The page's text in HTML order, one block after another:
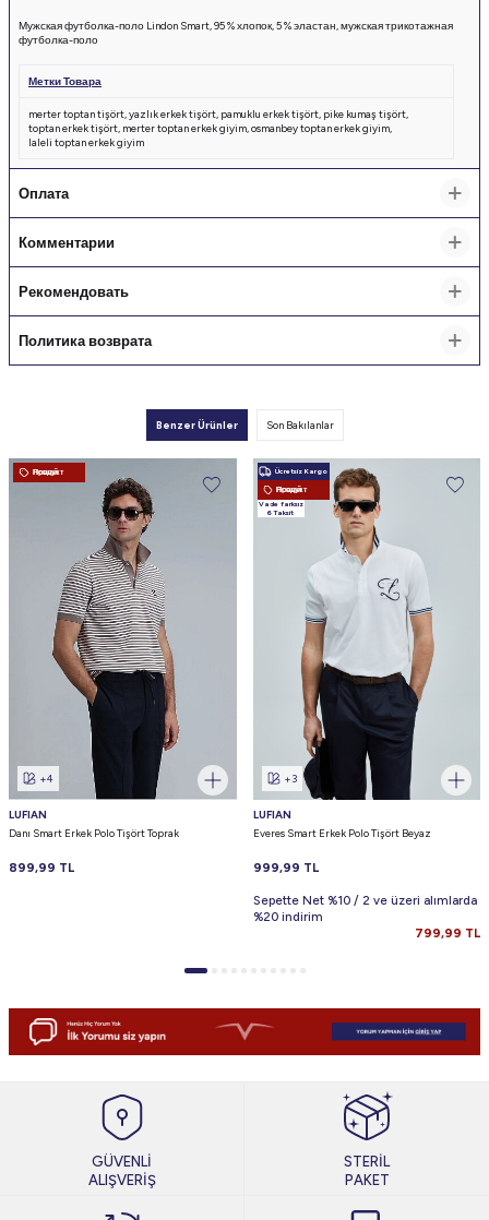
Мужская футболка-поло Lindon Smart, 95 % хлопок, 5 % эластан, мужская трикотажная
футболка-поло
Метки Товара
merter toptan tişört yazlık erkek tişört pamuklu erkek tişört pike kumaş tişört
toptan erkek tişört merter toptan erkek giyim osmanbey toptan erkek giyim
laleli toptan erkek giyim
Оплата
Комментарии
Рекомендовать
Политика возврата
Benzer Ürünler Son Bakılanlar
Новый Продукт
+4
LUFIAN
Danı Smart Erkek Polo Tişört Toprak
899,99 TL
Ücretsiz Kargo
Новый Продукт
Vade farksız
6 Taksit
+3
LUFIAN
Everes Smart Erkek Polo Tişört Beyaz
999,99 TL
Sepette Net %10 / 2 ve üzeri alımlarda
%20 indirim
799,99 TL
GÜVENLİ
ALIŞVERİŞ
STERİL
PAKET